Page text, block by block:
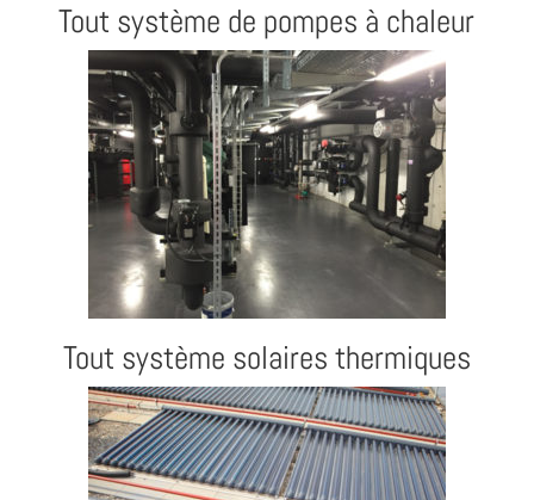
Tout système de pompes à chaleur
Tout système solaires thermiques